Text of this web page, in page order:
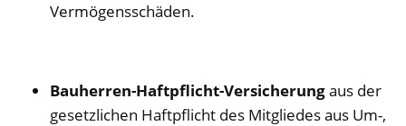
Vermögensschäden.
Bauherren-Haftpflicht-Versicherungaus der
gesetzlichen Haftpflicht des Mitgliedes aus Um-,